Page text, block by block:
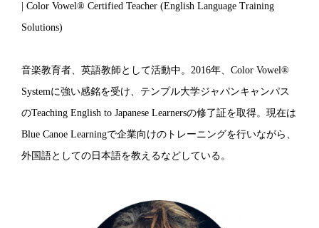
| Color Vowel® Certified Teacher (English Language Training
Solutions)
音楽教育者、英語教師として活動中。2016年、Color Vowel®
Systemに強い感銘を受け、テンプル大学ジャパンキャンパス
のTeaching English to Japanese Learnersの修了証を取得。現在は
Blue Canoe Learningで企業向けのトレーニングを行いながら、
外国語としての日本語を教えるなどしている。